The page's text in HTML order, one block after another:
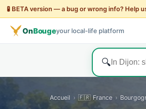
🧪 BETA version — a bug or wrong info? Help
OnBougeyour local-life platform
🔍
Accueil › 🇫🇷 France ›